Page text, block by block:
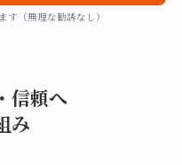
す（無理な勧誘なし）
信頼へ
み